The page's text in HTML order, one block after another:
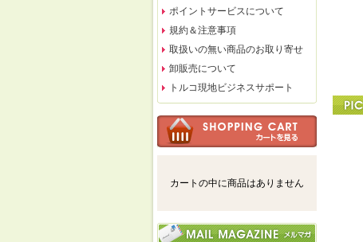
ポイントサービスについて
規約＆注意事項
取扱いの無い商品のお取り寄せ
卸販売について
トルコ現地ビジネスサポート
カートの中に商品はありません